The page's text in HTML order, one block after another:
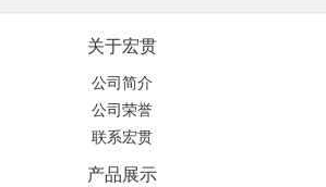
关于宏贯
公司简介
公司荣誉
联系宏贯
产品展示